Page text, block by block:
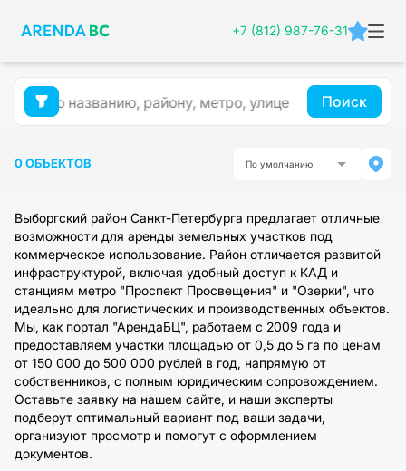
+7 (812) 987-76-31
Поиск
0 ОБЪЕКТОВ По умолчанию
Выборгский район Санкт-Петербурга предлагает отличные
возможности для аренды земельных участков под
коммерческое использование. Район отличается развитой
инфраструктурой, включая удобный доступ к КАД и
станциям метро "Проспект Просвещения" и "Озерки", что
идеально для логистических и производственных объектов.
Мы, как портал "АрендаБЦ", работаем с 2009 года и
предоставляем участки площадью от 0,5 до 5 га по ценам
от 150 000 до 500 000 рублей в год, напрямую от
собственников, с полным юридическим сопровождением.
Оставьте заявку на нашем сайте, и наши эксперты
подберут оптимальный вариант под ваши задачи,
организуют просмотр и помогут с оформлением
документов.